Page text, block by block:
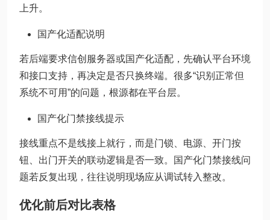
上升。
国产化适配说明
若后端要求信创服务器或国产化适配，先确认平台环境
和接口支持，再决定是否只换终端。很多“识别正常但
系统不可用”的问题，根源都在平台层。
国产化门禁接线提示
接线重点不是线接上就行，而是门锁、电源、开门按
钮、出门开关的联动逻辑是否一致。国产化门禁接线问
题若反复出现，往往说明现场应从调试转入整改。
优化前后对比表格